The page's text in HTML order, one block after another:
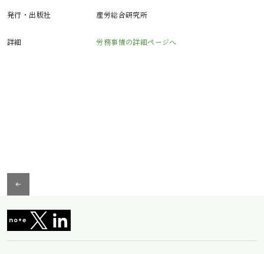
発行・出版社 産労総合研究所
詳細 労務事情の詳細ページへ